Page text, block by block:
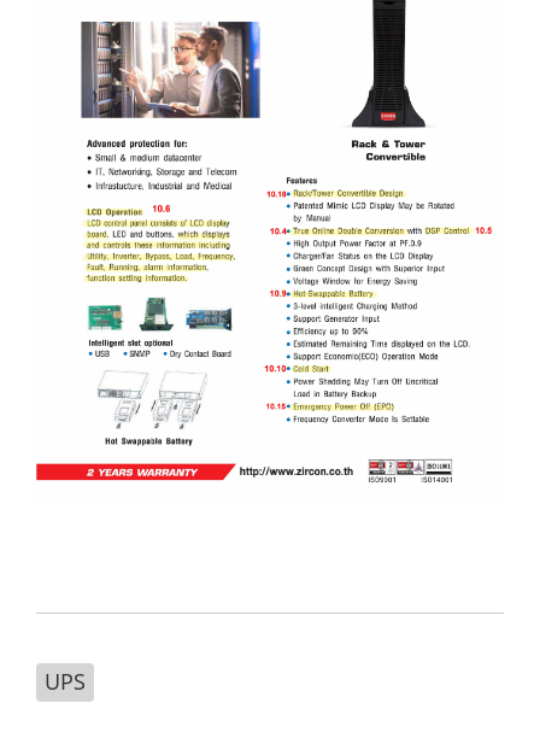
UPS